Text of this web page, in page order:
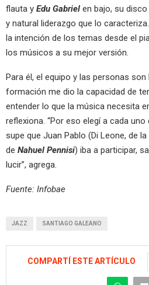
flauta y Edu Gabriel en bajo, su
y natural liderazgo que lo
la intención de los temas desde el
los músicos a su mejor versión.
Para él, el equipo y las personas son
formación me dio la capacidad de
entender lo que la música necesita
reflexiona. “Por eso elegí a cada
supe que Juan Pablo (Di Leone, de
de Nahuel Pennisi) iba a participar,
lucir”, agrega.
Fuente: Infobae
JAZZ SANTIAGO GALEANO
COMPARTÍ ESTE ARTÍCULO